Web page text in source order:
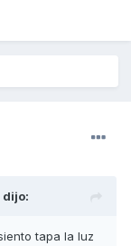
dijo:
tapa la luz